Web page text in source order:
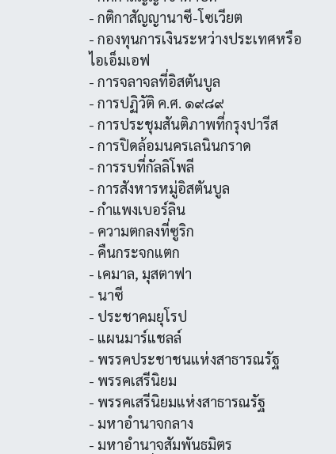
- กติกาสัญญานาซี-โซเวียต
- กองทุนการเงินระหว่างประเทศหรือ
ไอเอ็มเอฟ
- การจลาจลที่อิสตันบูล
- การปฏิวัติ ค.ศ. ๑๙๘๙
- การประชุมสันติภาพที่กรุงปารีส
- การปิดล้อมนครเลนินกราด
- การรบที่กัลลิโพลี
- การสังหารหมู่อิสตันบูล
- กำแพงเบอร์ลิน
- ความตกลงที่ซูริก
- คืนกระจกแตก
- เคมาล, มุสตาฟา
- นาซี
- ประชาคมยุโรป
- แผนมาร์แชลล์
- พรรคประชาชนแห่งสาธารณรัฐ
- พรรคเสรีนิยม
- พรรคเสรีนิยมแห่งสาธารณรัฐ
- มหาอำนาจกลาง
- มหาอำนาจสัมพันธมิตร